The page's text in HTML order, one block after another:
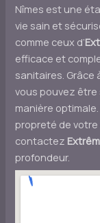
Nîmes est une
vie sain et
comme ceux d’
efficace et
sanitaires. Grâce
vous pouvez
manière
propreté de
contactez
profondeur.